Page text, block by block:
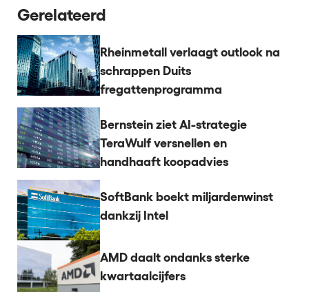
Gerelateerd
Rheinmetall verlaagt outlook na
schrappen Duits
fregattenprogramma
Bernstein ziet AI-strategie
TeraWulf versnellen en
handhaaft koopadvies
SoftBank boekt miljardenwinst
dankzij Intel
AMD daalt ondanks sterke
kwartaalcijfers